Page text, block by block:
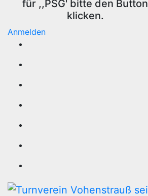
für ,,PSG' bitte den Button
klicken.
Anmelden